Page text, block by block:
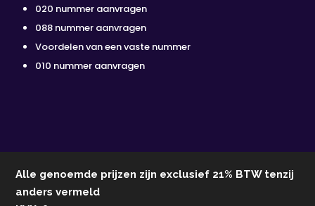
020 nummer aanvragen
088 nummer aanvragen
Voordelen van een vaste nummer
010 nummer aanvragen
Alle genoemde prijzen zijn exclusief 21% BTW tenzij
anders vermeld